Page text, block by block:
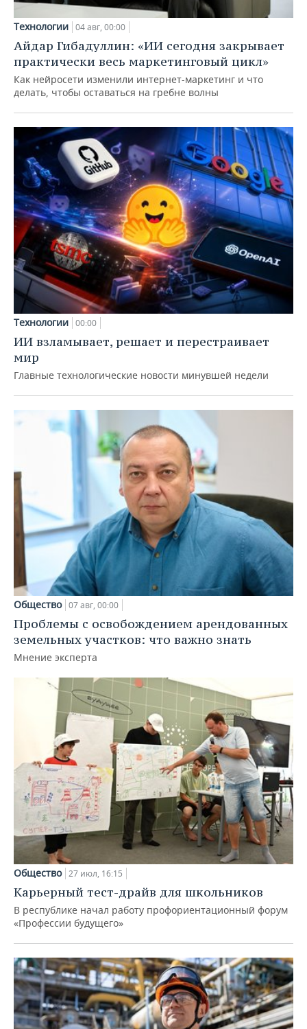
Технологии 04 авг, 00:00
Айдар Гибадуллин: «ИИ сегодня закрывает
практически весь маркетинговый цикл»
Как нейросети изменили интернет-маркетинг и что
делать, чтобы оставаться на гребне волны
Технологии 00:00
ИИ взламывает, решает и перестраивает
мир
Главные технологические новости минувшей недели
Общество 07 авг, 00:00
Проблемы с освобождением арендованных
земельных участков: что важно знать
Мнение эксперта
Общество 27 июл, 16:15
Карьерный тест-драйв для школьников
В республике начал работу профориентационный форум
«Профессии будущего»